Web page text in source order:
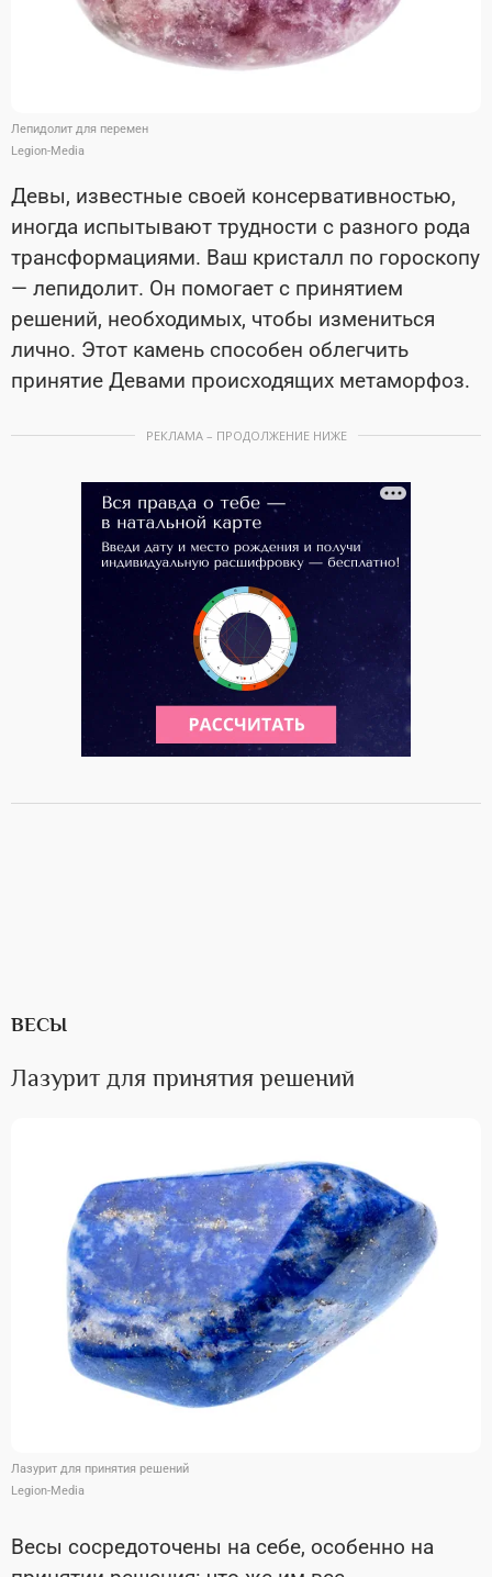
Лепидолит для перемен
Legion-Media
Девы, известные своей консервативностью,
иногда испытывают трудности с разного рода
трансформациями. Ваш кристалл по гороскопу
— лепидолит. Он помогает с принятием
решений, необходимых, чтобы измениться
лично. Этот камень способен облегчить
принятие Девами происходящих метаморфоз.
РЕКЛАМА – ПРОДОЛЖЕНИЕ НИЖЕ
ВЕСЫ
Лазурит для принятия решений
Лазурит для принятия решений
Legion-Media
Весы сосредоточены на себе, особенно на